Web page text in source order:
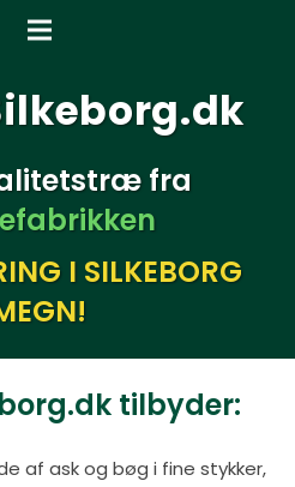
fra
I SILKEBORG
tilbyder:
af ask og bøg i fine stykker,